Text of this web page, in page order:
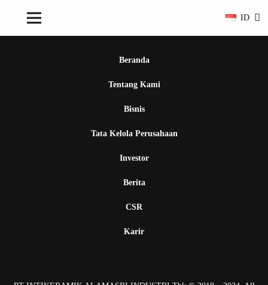
ID
Beranda
Tentang Kami
Bisnis
Tata Kelola Perusahaan
Investor
Berita
CSR
Karir